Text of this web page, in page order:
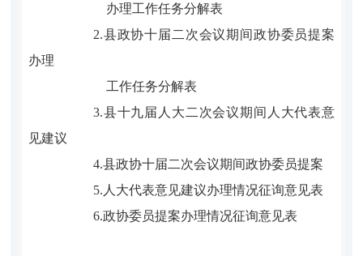
办理工作任务分解表
2.县政协十届 二 次会议期间政协委员提案
办理
工作任务分解表
3.县十九届人大 二 次会议期间人大代表意
见建议
4.县政协十届二次会议期间政协委员提案
5. 人大代表意见建议办理情况征询意见表
6.政协委员提案办理情况征询意见表